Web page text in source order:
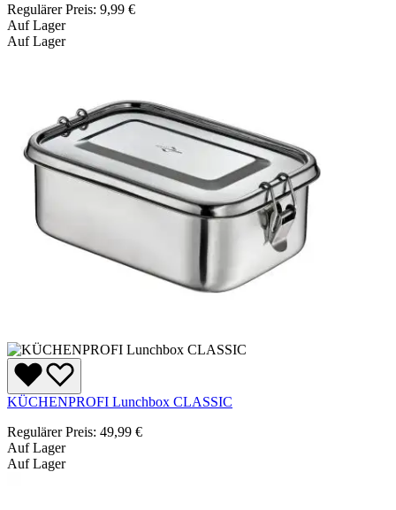
Regulärer Preis: 9,99 €
Auf Lager
Auf Lager
KÜCHENPROFI Lunchbox CLASSIC
Regulärer Preis: 49,99 €
Auf Lager
Auf Lager